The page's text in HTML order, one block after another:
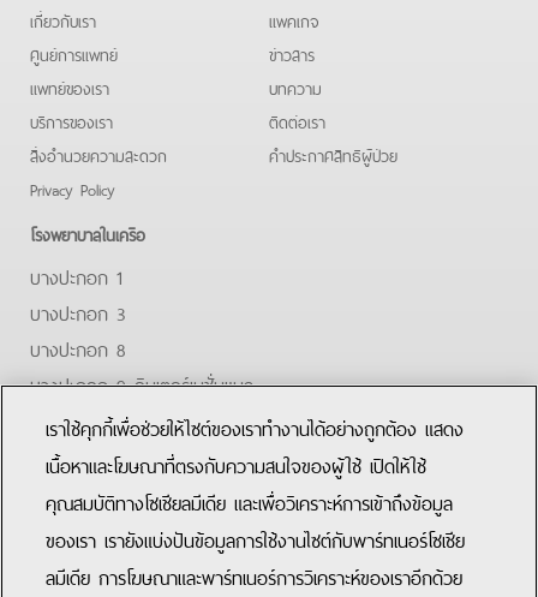
เกี่ยวกับเรา
ศูนย์การแพทย์
แพทย์ของเรา
บริการของเรา
สิ่งอำนวยความสะดวก
Privacy Policy
แพคเกจ
ข่าวสาร
บทความ
ติดต่อเรา
คําประกาศสิทธิผู้ป่วย
โรงพยาบาลในเครือ
บางปะกอก 1
บางปะกอก 3
บางปะกอก 8
บางปะกอก 9 อินเตอร์เนชั่นแนล
ปิยะเวท
บางปะกอก-รังสิต 2
FacebookYoutubeLine
เราใช้คุกกี้เพื่อช่วยให้ไซต์ของเราทำงานได้อย่างถูกต้อง แสดง
เนื้อหาและโฆษณาที่ตรงกับความสนใจของผู้ใช้ เปิดให้ใช้
คุณสมบัติทางโซเชียลมีเดีย และเพื่อวิเคราะห์การเข้าถึงข้อมูล
ของเรา เรายังแบ่งปันข้อมูลการใช้งานไซต์กับพาร์ทเนอร์โซเชีย
ลมีเดีย การโฆษณาและพาร์ทเนอร์การวิเคราะห์ของเราอีกด้วย